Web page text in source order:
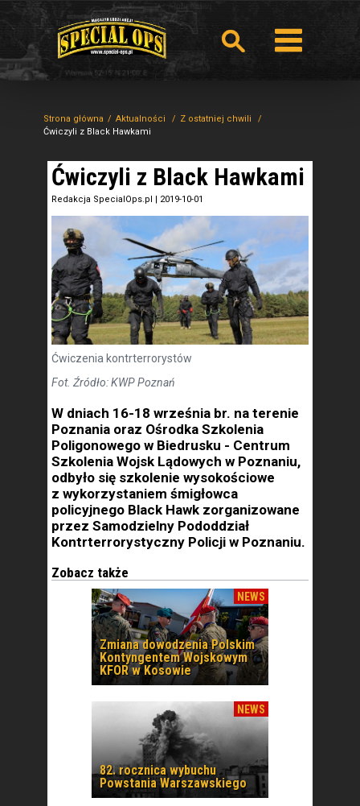
Strona główna Aktualności
Z ostatniej chwili
Ćwiczyli z Black Hawkami
Ćwiczyli z Black Hawkami
Redakcja SpecialOps.pl | 2019-10-01
Ćwiczenia kontrterrorystów
Fot. Źródło: KWP Poznań
W dniach 16-18 września br. na terenie
Poznania oraz Ośrodka Szkolenia
Poligonowego w Biedrusku - Centrum
Szkolenia Wojsk Lądowych w Poznaniu,
odbyło się szkolenie wysokościowe
z wykorzystaniem śmigłowca
policyjnego Black Hawk zorganizowane
przez Samodzielny Pododdział
Kontrterrorystyczny Policji w Poznaniu.
Zobacz także
NEWS
Zmiana dowodzenia Polskim
Kontyngentem Wojskowym
KFOR w Kosowie
NEWS
82. rocznica wybuchu
Powstania Warszawskiego